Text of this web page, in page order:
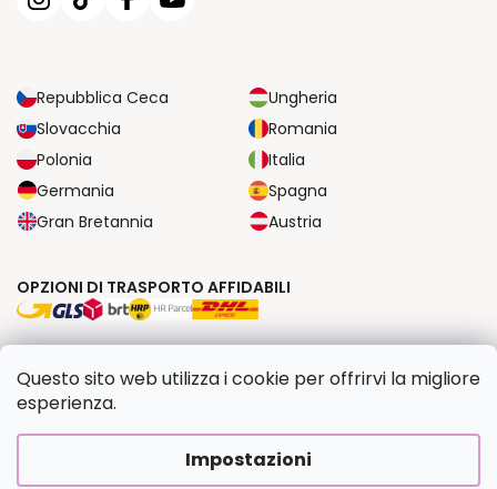
Questo sito web utilizza i cookie per offrirvi la migliore
esperienza.
Impostazioni
Repubblica Ceca
Ungheria
Slovacchia
Romania
Polonia
Italia
Germania
Spagna
Gran Bretannia
Austria
OPZIONI DI TRASPORTO AFFIDABILI
Creato da Shoptet Premium|UpraviloFV STUDIO
Copyright 2026Dipingilo.it. Tutti i diritti riservati.